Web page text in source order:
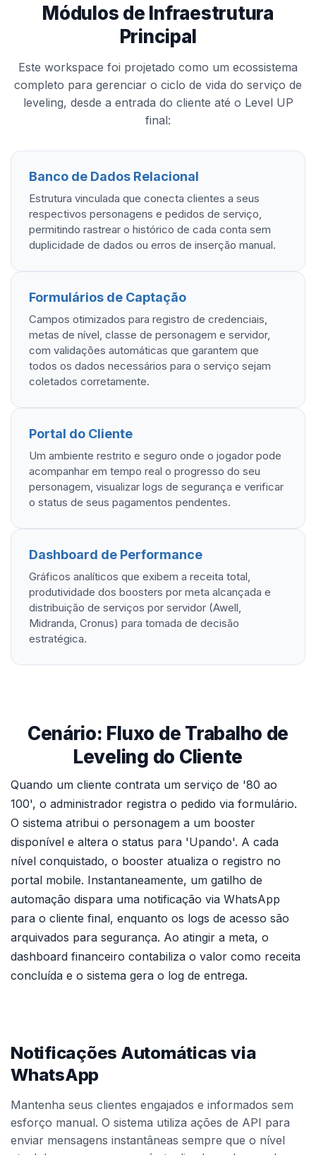
Módulos de Infraestrutura
Principal
Este workspace foi projetado como um ecossistema
completo para gerenciar o ciclo de vida do serviço de
leveling, desde a entrada do cliente até o Level UP
final:
Banco de Dados Relacional
Estrutura vinculada que conecta clientes a seus
respectivos personagens e pedidos de serviço,
permitindo rastrear o histórico de cada conta sem
duplicidade de dados ou erros de inserção manual.
Formulários de Captação
Campos otimizados para registro de credenciais,
metas de nível, classe de personagem e servidor,
com validações automáticas que garantem que
todos os dados necessários para o serviço sejam
coletados corretamente.
Portal do Cliente
Um ambiente restrito e seguro onde o jogador pode
acompanhar em tempo real o progresso do seu
personagem, visualizar logs de segurança e verificar
o status de seus pagamentos pendentes.
Dashboard de Performance
Gráficos analíticos que exibem a receita total,
produtividade dos boosters por meta alcançada e
distribuição de serviços por servidor (Awell,
Midranda, Cronus) para tomada de decisão
estratégica.
Cenário: Fluxo de Trabalho de
Leveling do Cliente
Quando um cliente contrata um serviço de '80 ao
100', o administrador registra o pedido via formulário.
O sistema atribui o personagem a um booster
disponível e altera o status para 'Upando'. A cada
nível conquistado, o booster atualiza o registro no
portal mobile. Instantaneamente, um gatilho de
automação dispara uma notificação via WhatsApp
para o cliente final, enquanto os logs de acesso são
arquivados para segurança. Ao atingir a meta, o
dashboard financeiro contabiliza o valor como receita
concluída e o sistema gera o log de entrega.
Notificações Automáticas via
WhatsApp
Mantenha seus clientes engajados e informados sem
esforço manual. O sistema utiliza ações de API para
enviar mensagens instantâneas sempre que o nível